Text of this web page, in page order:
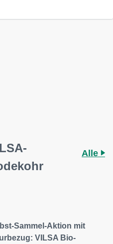
Alle
Sammel-Aktion mit
VILSA Bio-